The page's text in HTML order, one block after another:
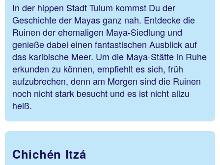
In der hippen Stadt Tulum kommst Du der
Geschichte der Mayas ganz nah. Entdecke die
Ruinen der ehemaligen Maya-Siedlung und
genieße dabei einen fantastischen Ausblick auf
das karibische Meer. Um die Maya-Stätte in Ruhe
erkunden zu können, empfiehlt es sich, früh
aufzubrechen, denn am Morgen sind die Ruinen
noch nicht stark besucht und es ist nicht allzu
heiß.
Chichén Itzá